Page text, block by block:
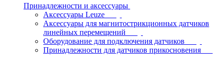
Принадлежности и аксессуары
Аксессуары Leuze
Аксессуары для магнитострикционных датчиков
линейных перемещений
Оборудование для подключения датчиков
Принадлежности для датчиков прикосновения